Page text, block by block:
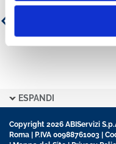
ESPANDI
Copyright 2026 ABIServizi
Roma | P.IVA 00988761003 |